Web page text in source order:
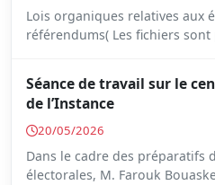
Lois organiques relatives aux
référendums( Les fichiers
Séance de travail sur le
de l’Instance
20/05/2026
Dans le cadre des préparatifs
électorales, M. Farouk